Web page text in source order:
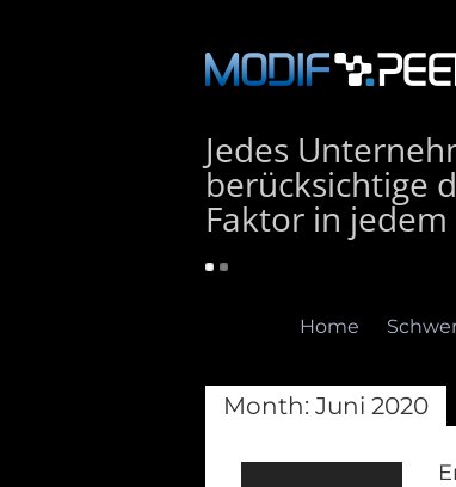
Jedes
berücksichtige
Faktor in
Home
Month: Juni 2020